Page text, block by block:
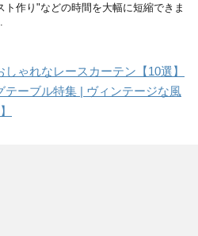
ト作り"などの時間を大幅に短縮できま
ゃれなレースカーテン【10選】
テーブル特集 | ヴィンテージな風